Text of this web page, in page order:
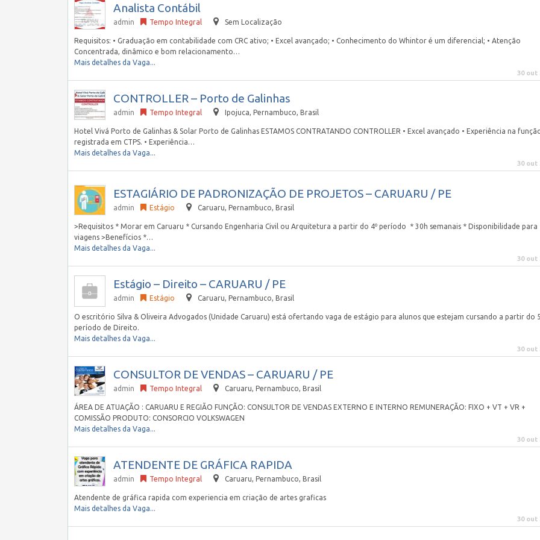
Analista Contábil
admin Tempo Integral Sem Localização
Requisitos: • Graduação em contabilidade com CRC ativo; • Excel avançado; • Conhecimento do Whintor é um diferencial; • Atenção
Concentrada, dinâmico e bom relacionamento…
Mais detalhes da Vaga...
30 out
CONTROLLER – Porto de Galinhas
admin Tempo Integral Ipojuca, Pernambuco, Brasil
Hotel Vivá Porto de Galinhas & Solar Porto de Galinhas ESTAMOS CONTRATANDO CONTROLLER • Excel avançado • Experiência na
registrada em CTPS. • Experiência…
Mais detalhes da Vaga...
30 out
ESTAGIÁRIO DE PADRONIZAÇÃO DE PROJETOS – CARUARU / PE
admin Estágio Caruaru, Pernambuco, Brasil
>Requisitos * Morar em Caruaru * Cursando Engenharia Civil ou Arquitetura a partir do 4º período * 30h semanais * Disponibilidade para
viagens >Benefícios *…
Mais detalhes da Vaga...
30 out
Estágio – Direito – CARUARU / PE
admin Estágio Caruaru, Pernambuco, Brasil
O escritório Silva & Oliveira Advogados (Unidade Caruaru) está ofertando vaga de estágio para alunos que estejam cursando a partir do
período de Direito.
Mais detalhes da Vaga...
30 out
CONSULTOR DE VENDAS – CARUARU / PE
admin Tempo Integral Caruaru, Pernambuco, Brasil
ÁREA DE ATUAÇÃO : CARUARU E REGIÃO FUNÇÃO: CONSULTOR DE VENDAS EXTERNO E INTERNO REMUNERAÇÃO: FIXO + VT + VR +
COMISSÃO PRODUTO: CONSORCIO VOLKSWAGEN
Mais detalhes da Vaga...
30 out
ATENDENTE DE GRÁFICA RAPIDA
admin Tempo Integral Caruaru, Pernambuco, Brasil
Atendente de gráfica rapida com experiencia em criação de artes graficas
Mais detalhes da Vaga...
30 out